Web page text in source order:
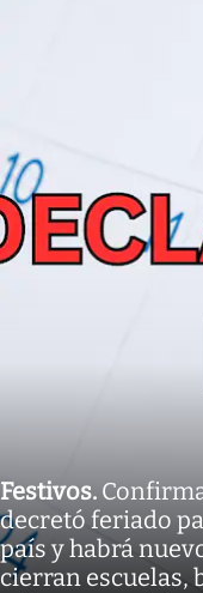
Festivos.
decretó feriado
país y habrá
cierran escuelas,